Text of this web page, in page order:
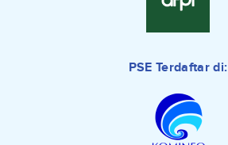
PSE Terdaftar di: